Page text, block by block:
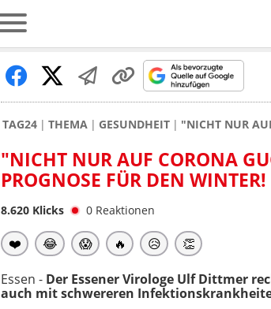
TAG24 THEMA GESUNDHEIT "NICHT NUR
"NICHT NUR AUF CORONA
PROGNOSE FÜR DEN WINTER!
8.620 Klicks 0 Reaktionen
❤️ 😂 😱 🔥 😥 👏
Essen - Der Essener Virologe Ulf Dittmer
auch mit schwereren